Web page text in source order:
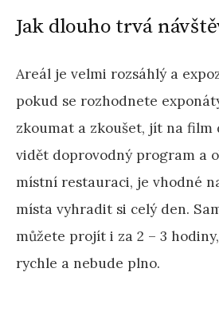
Jak dlouho trvá
Areál je velmi rozsáhlý a
pokud se rozhodnete
zkoumat a zkoušet, jít na film
vidět doprovodný program a
místní restauraci, je vhodné
místa vyhradit si celý den.
můžete projít i za 2 – 3
rychle a nebude plno.